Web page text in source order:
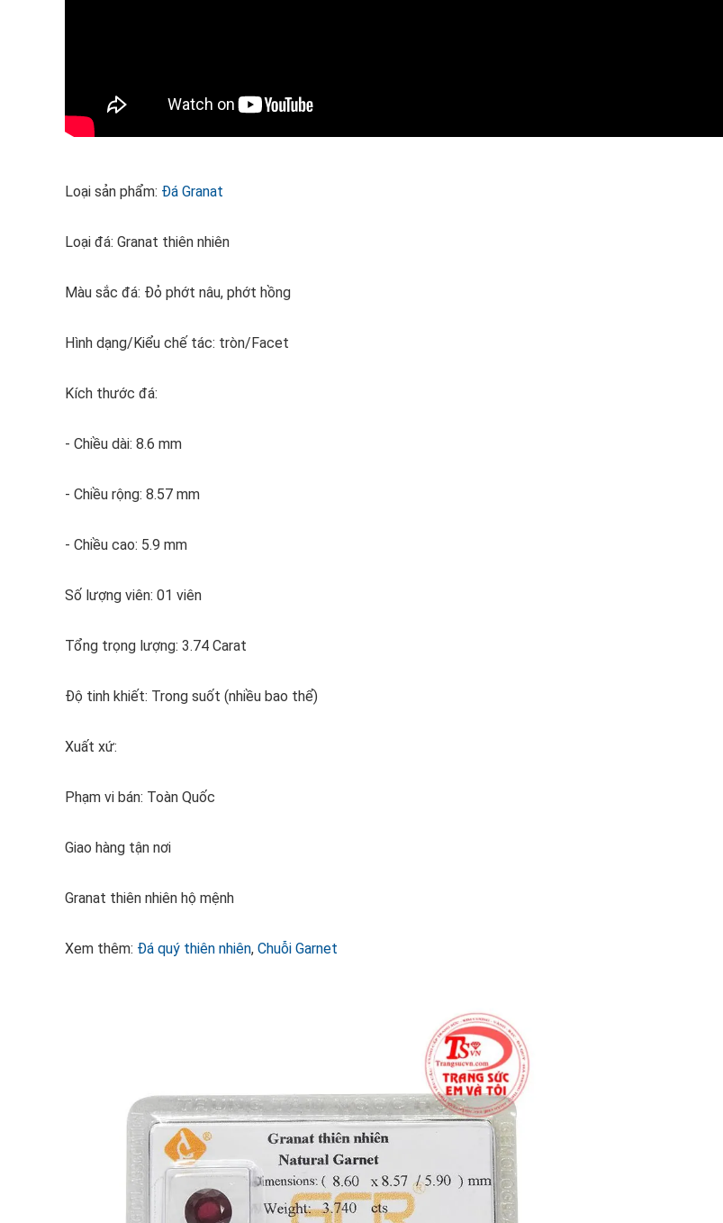
Loại sản phẩm: Đá Granat
Loại đá: Granat thiên nhiên
Màu sắc đá: Đỏ phớt nâu, phớt hồng
Hình dạng/Kiểu chế tác: tròn/Facet
Kích thước đá:
- Chiều dài: 8.6 mm
- Chiều rộng: 8.57 mm
- Chiều cao: 5.9 mm
Số lượng viên: 01 viên
Tổng trọng lượng: 3.74 Carat
Độ tinh khiết: Trong suốt (nhiều bao thể)
Xuất xứ:
Phạm vi bán: Toàn Quốc
Giao hàng tận nơi
Granat thiên nhiên hộ mệnh
Xem thêm: Đá quý thiên nhiên, Chuỗi Garnet